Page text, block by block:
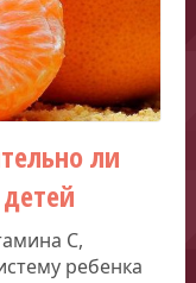
ли
С,
ребенка